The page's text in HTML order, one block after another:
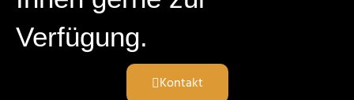
Verfügung.
Kontakt